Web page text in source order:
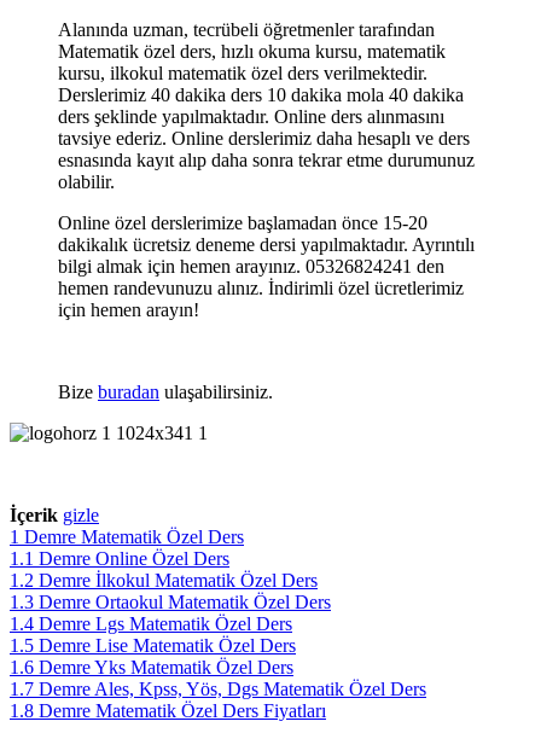
Alanında uzman, tecrübeli öğretmenler tarafından
Matematik özel ders, hızlı okuma kursu, matematik
kursu, ilkokul matematik özel ders verilmektedir.
Derslerimiz 40 dakika ders 10 dakika mola 40 dakika
ders şeklinde yapılmaktadır. Online ders alınmasını
tavsiye ederiz. Online derslerimiz daha hesaplı ve ders
esnasında kayıt alıp daha sonra tekrar etme durumunuz
olabilir.
Online özel derslerimize başlamadan önce 15-20
dakikalık ücretsiz deneme dersi yapılmaktadır. Ayrıntılı
bilgi almak için hemen arayınız. 05326824241 den
hemen randevunuzu alınız. İndirimli özel ücretlerimiz
için hemen arayın!
Bize buradan ulaşabilirsiniz.
İçerik gizle
1 Demre Matematik Özel Ders
1.1 Demre Online Özel Ders
1.2 Demre İlkokul Matematik Özel Ders
1.3 Demre Ortaokul Matematik Özel Ders
1.4 Demre Lgs Matematik Özel Ders
1.5 Demre Lise Matematik Özel Ders
1.6 Demre Yks Matematik Özel Ders
1.7 Demre Ales, Kpss, Yös, Dgs Matematik Özel Ders
1.8 Demre Matematik Özel Ders Fiyatları